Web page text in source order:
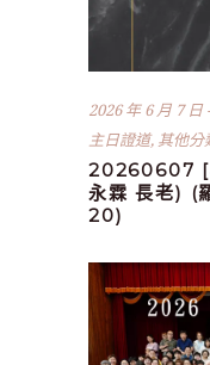
2026 年 6 月 7 日
主日證道, 其他分
20260607 [
永霖 長老) (
20)